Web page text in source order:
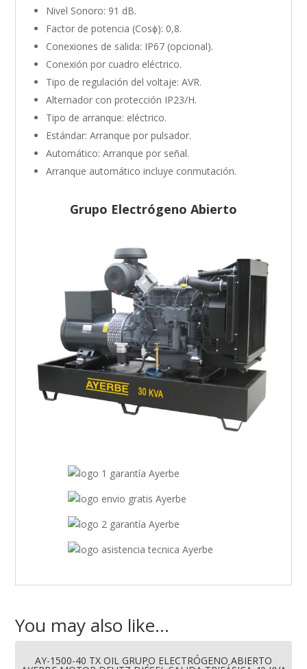
Nivel Sonoro: 91 dB.
Factor de potencia (Cosϕ): 0,8.
Conexiones de salida: IP67 (opcional).
Conexión por cuadro eléctrico.
Tipo de regulación del voltaje: AVR.
Alternador con protección IP23/H.
Tipo de arranque: eléctrico.
Estándar: Arranque por pulsador.
Automático: Arranque por señal.
Arranque automático incluye conmutación.
Grupo Electrógeno Abierto
You may also like…
AY-1500-40 TX OIL GRUPO ELECTRÓGENO ABIERTO